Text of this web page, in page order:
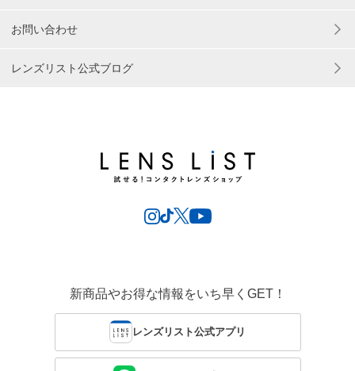
お問い合わせ
レンズリスト公式ブログ
新商品やお得な情報をいち早くGET！
レンズリスト公式アプリ